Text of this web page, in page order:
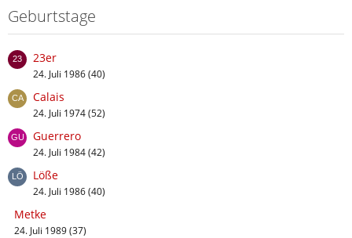
Geburtstage
23er
24. Juli 1986 (40)
Calais
24. Juli 1974 (52)
Guerrero
24. Juli 1984 (42)
Löße
24. Juli 1986 (40)
Metke
24. Juli 1989 (37)